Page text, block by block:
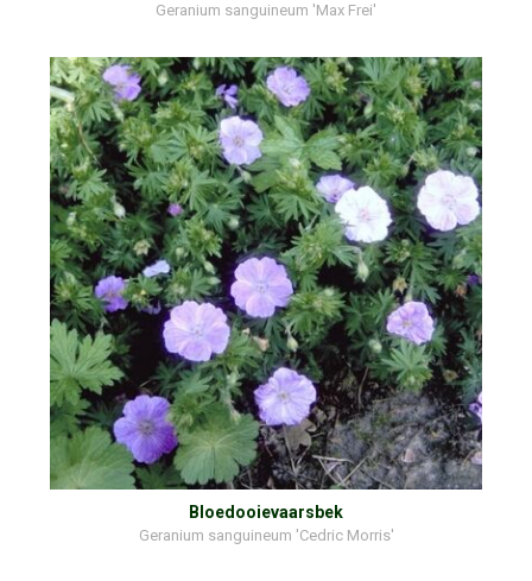
Geranium sanguineum 'Max Frei'
Bloedooievaarsbek
Geranium sanguineum 'Cedric Morris'